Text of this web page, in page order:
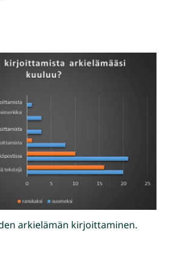
arkielämän kirjoittaminen.